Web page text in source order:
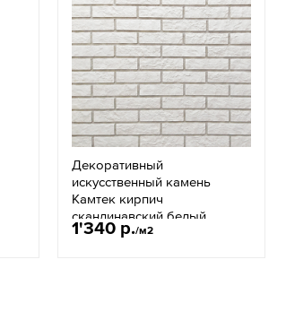
Декоративный
искусственный камень
Камтек кирпич
скандинавский белый
1'340 р./м2